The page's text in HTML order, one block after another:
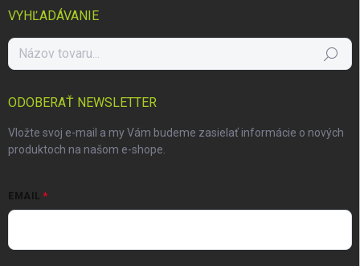
VYHĽADÁVANIE
Hľadať
ODOBERAŤ NEWSLETTER
Vložte svoj e-mail a my Vám budeme zasielať informácie o nových
produktoch na našom e-shope.
EMAIL